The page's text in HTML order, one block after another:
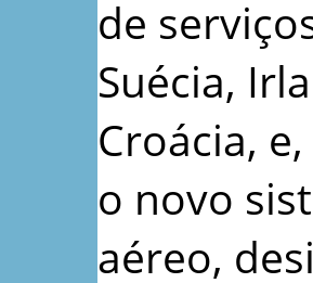
de
Suécia,
Croácia,
o novo
aéreo,